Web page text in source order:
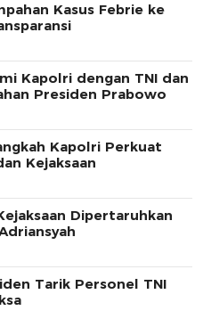
Kasus Febrie ke
Kapolri dengan TNI dan
Presiden Prabowo
Kapolri Perkuat
Kejaksaan
Dipertaruhkan
Tarik Personel TNI